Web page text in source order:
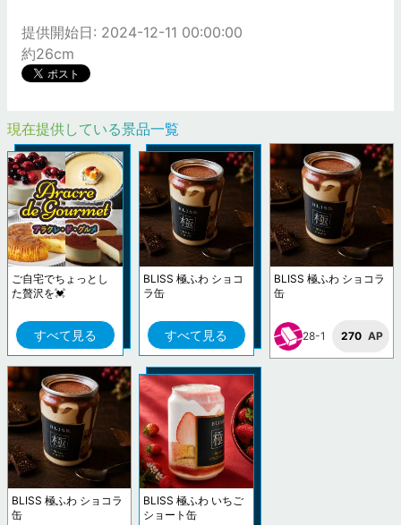
提供開始日: 2024-12-11 00:00:00
約26cm
現在提供している景品一覧
ご自宅でちょっとし
た贅沢を💓
すべて見る
BLISS 極ふわ ショコ
ラ缶
すべて見る
BLISS 極ふわ ショコラ
缶
28-1 270 AP
BLISS 極ふわ ショコラ
缶
BLISS 極ふわ いちご
ショート缶